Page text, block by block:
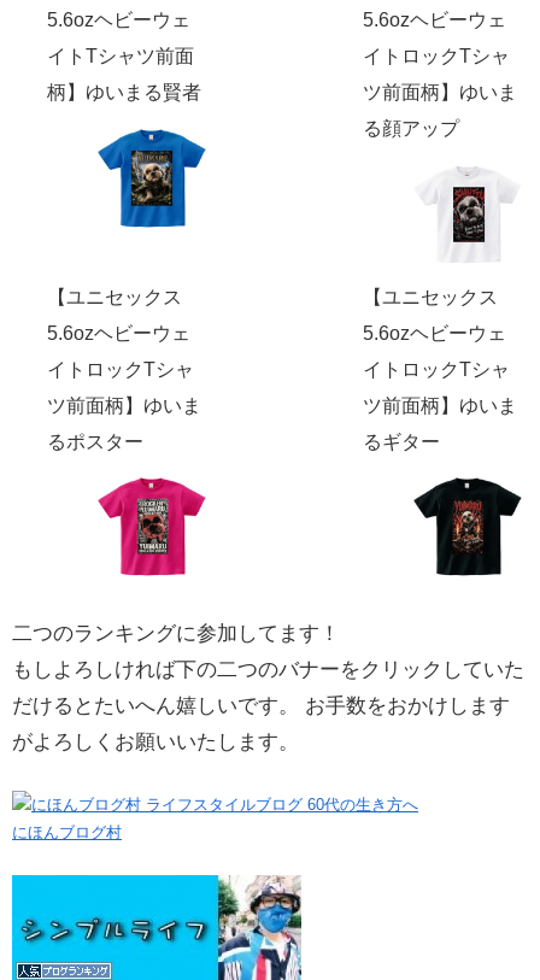
5.6ozヘビーウェ
イトTシャツ前面
柄】ゆいまる賢者
5.6ozヘビーウェ
イトロックTシャ
ツ前面柄】ゆいま
る顔アップ
【ユニセックス
5.6ozヘビーウェ
イトロックTシャ
ツ前面柄】ゆいま
るポスター
【ユニセックス
5.6ozヘビーウェ
イトロックTシャ
ツ前面柄】ゆいま
るギター
二つのランキングに参加してます！
もしよろしければ下の二つのバナーをクリックしていた
だけるとたいへん嬉しいです。 お手数をおかけします
がよろしくお願いいたします。
にほんブログ村